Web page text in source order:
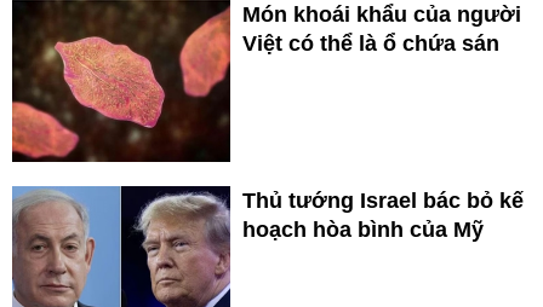
Món khoái khẩu của người
Việt có thể là ổ chứa sán
Thủ tướng Israel bác bỏ kế
hoạch hòa bình của Mỹ